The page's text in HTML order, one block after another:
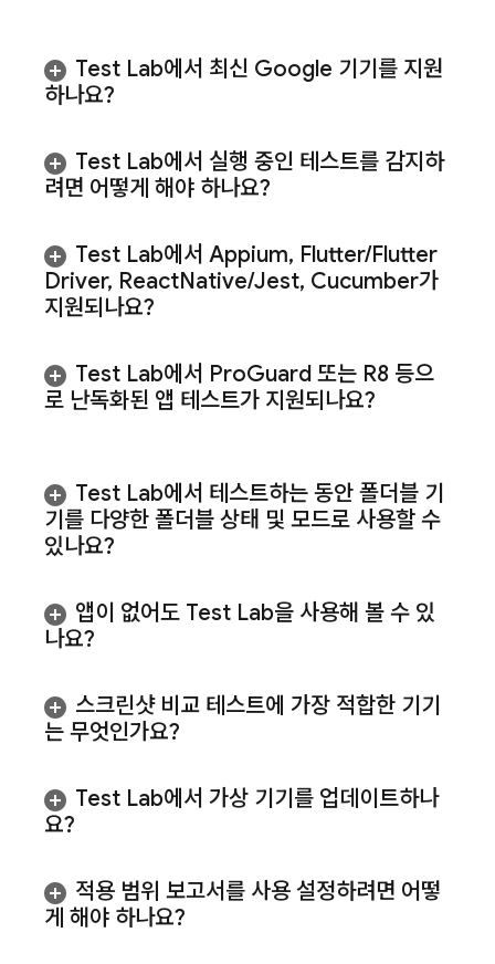
Test Lab에서 최신 Google 기기를 지원
하나요?
Test Lab에서 실행 중인 테스트를 감지하
려면 어떻게 해야 하나요?
Test Lab에서 Appium, Flutter/Flutter
Driver, ReactNative/Jest, Cucumber가
지원되나요?
Test Lab에서 ProGuard 또는 R8 등으
로 난독화된 앱 테스트가 지원되나요?
Test Lab에서 테스트하는 동안 폴더블 기
기를 다양한 폴더블 상태 및 모드로 사용할 수
있나요?
앱이 없어도 Test Lab을 사용해 볼 수 있
나요?
스크린샷 비교 테스트에 가장 적합한 기기
는 무엇인가요?
Test Lab에서 가상 기기를 업데이트하나
요?
적용 범위 보고서를 사용 설정하려면 어떻
게 해야 하나요?